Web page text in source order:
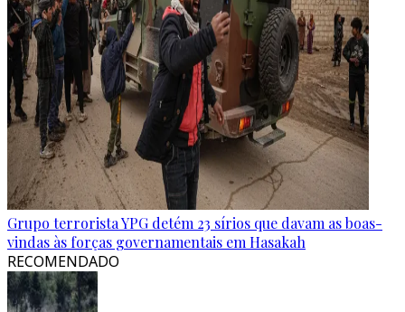
Grupo terrorista YPG detém 23 sírios que davam as boas-
vindas às forças governamentais em Hasakah
RECOMENDADO